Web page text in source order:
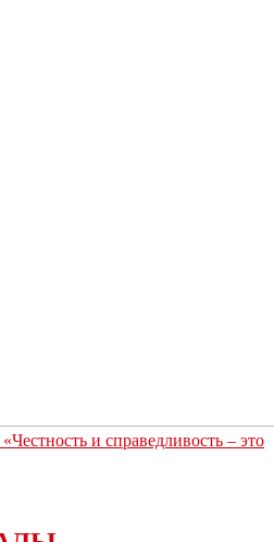
и справедливость – это